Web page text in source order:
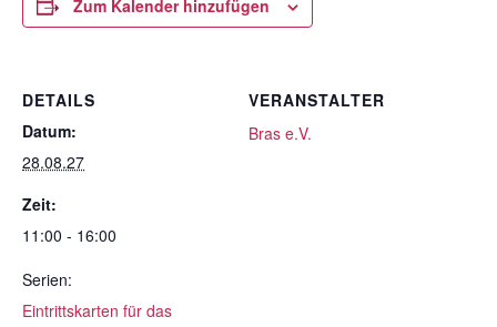
Zum Kalender hinzufügen
DETAILS
Datum:
28.08.27
Zeit:
11:00 - 16:00
Serien:
Eintrittskarten für das
VERANSTALTER
Bras e.V.